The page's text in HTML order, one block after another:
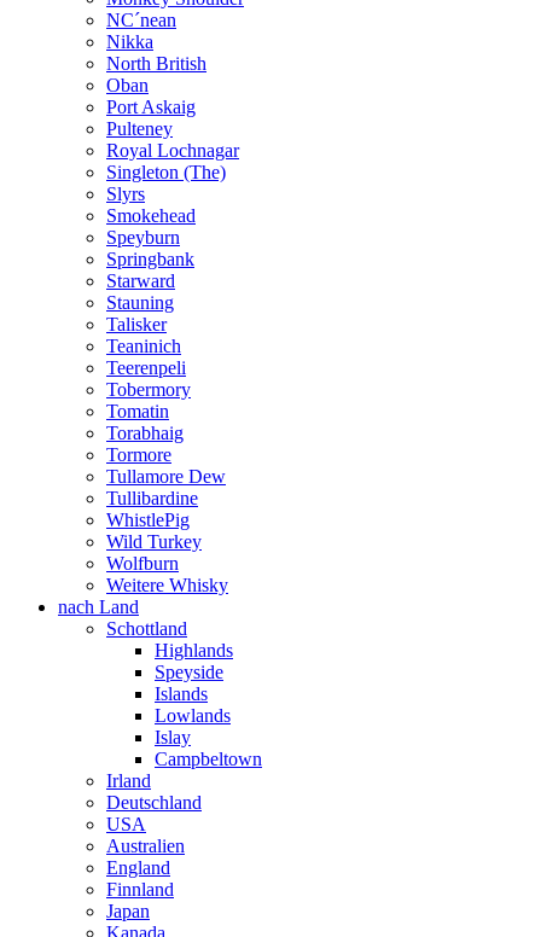
NC´nean
Nikka
North British
Oban
Port Askaig
Pulteney
Royal Lochnagar
Singleton (The)
Slyrs
Smokehead
Speyburn
Springbank
Starward
Stauning
Talisker
Teaninich
Teerenpeli
Tobermory
Tomatin
Torabhaig
Tormore
Tullamore Dew
Tullibardine
WhistlePig
Wild Turkey
Wolfburn
Weitere Whisky
nach Land
Schottland
Highlands
Speyside
Islands
Lowlands
Islay
Campbeltown
Irland
Deutschland
USA
Australien
England
Finnland
Japan
Kanada